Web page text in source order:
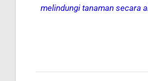
melindungi tanaman secara